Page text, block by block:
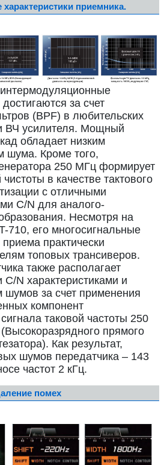
приемника.
за счет
(BPF) в любительских
ВЧ усилителя. Мощный
обладает низким
шума. Кроме того,
250 МГц формирует
в качестве тактового
с отличными
C/N для аналого-
Несмотря на
710, его многосигнальные
приема практически
топовых трансиверов.
также располагает
N характеристиками и
шумов за счет применения
компонент
таковой частоты 250
прямого
Как результат,
шумов передатчика – 143
частот 2 кГц.
помех